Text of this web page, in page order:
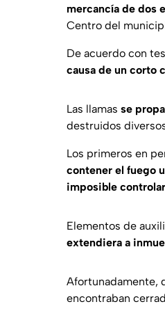
mercancía de dos
Centro del
De acuerdo con
causa de un corto
Las llamas se
destruidos
Los primeros en
contener el fuego
imposible
Elementos de
extendiera a
Afortunadamente,
encontraban